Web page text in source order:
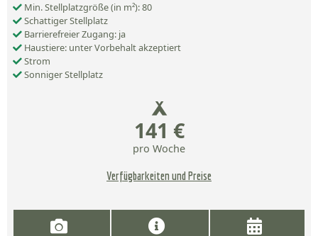
Min. Stellplatzgröße (in m²): 80
Schattiger Stellplatz
Barrierefreier Zugang: ja
Haustiere: unter Vorbehalt akzeptiert
Strom
Sonniger Stellplatz
141 €
pro Woche
Verfügbarkeiten und Preise